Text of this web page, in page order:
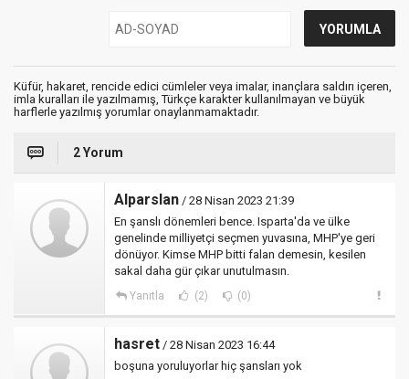
Küfür, hakaret, rencide edici cümleler veya imalar, inançlara saldırı içeren,
imla kuralları ile yazılmamış, Türkçe karakter kullanılmayan ve büyük
harflerle yazılmış yorumlar onaylanmamaktadır.
2 Yorum
Alparslan / 28 Nisan 2023 21:39
En şanslı dönemleri bence. Isparta'da ve ülke
genelinde milliyetçi seçmen yuvasına, MHP'ye geri
dönüyor. Kimse MHP bitti falan demesin, kesilen
sakal daha gür çıkar unutulmasın.
Yanıtla (2) (0)
hasret / 28 Nisan 2023 16:44
boşuna yoruluyorlar hiç şansları yok